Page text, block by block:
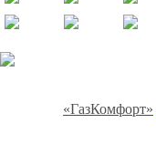
«ГазКомфорт»